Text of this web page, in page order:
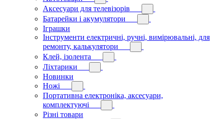
Аксесуари для телевізорів
Батарейки і акумулятори
Іграшки
Інструменти електричні, ручні, вимірювальні, для
ремонту, калькулятори
Клей, ізолента
Ліхтарики
Новинки
Ножі
Портативна електроніка, аксесуари,
комплектуючі
Різні товари